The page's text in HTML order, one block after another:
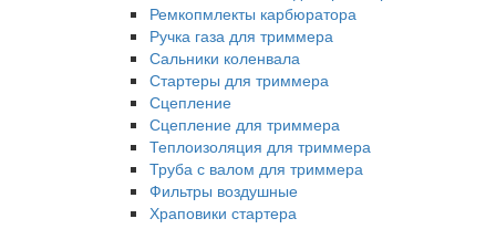
Ремкопмлекты карбюратора
Ручка газа для триммера
Сальники коленвала
Стартеры для триммера
Сцепление
Сцепление для триммера
Теплоизоляция для триммера
Труба с валом для триммера
Фильтры воздушные
Храповики стартера